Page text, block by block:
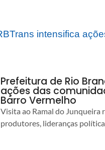
Prefeitura de Rio
ações das
Barro Vermelho
Visita ao Ramal do Junqueira
produtores, lideranças